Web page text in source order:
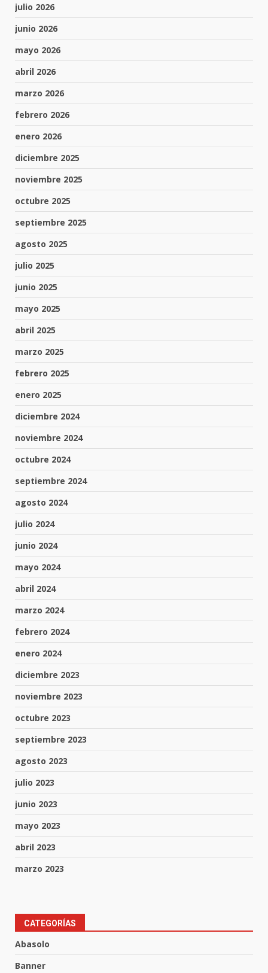
julio 2026
junio 2026
mayo 2026
abril 2026
marzo 2026
febrero 2026
enero 2026
diciembre 2025
noviembre 2025
octubre 2025
septiembre 2025
agosto 2025
julio 2025
junio 2025
mayo 2025
abril 2025
marzo 2025
febrero 2025
enero 2025
diciembre 2024
noviembre 2024
octubre 2024
septiembre 2024
agosto 2024
julio 2024
junio 2024
mayo 2024
abril 2024
marzo 2024
febrero 2024
enero 2024
diciembre 2023
noviembre 2023
octubre 2023
septiembre 2023
agosto 2023
julio 2023
junio 2023
mayo 2023
abril 2023
marzo 2023
CATEGORÍAS
Abasolo
Banner